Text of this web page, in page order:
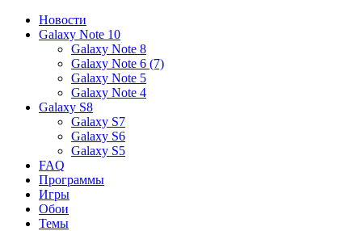
Новости
Galaxy Note 10
Galaxy Note 8
Galaxy Note 6 (7)
Galaxy Note 5
Galaxy Note 4
Galaxy S8
Galaxy S7
Galaxy S6
Galaxy S5
FAQ
Программы
Игры
Обои
Темы